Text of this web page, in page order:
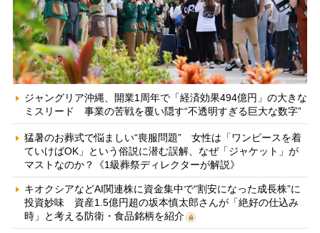
ジャングリア沖縄、開業1周年で「経済効果494億円」の大きな
ミスリード 事業の苦戦を覆い隠す“不透明すぎる巨大な数字”
猛暑のお葬式で悩ましい“喪服問題” 女性は「ワンピースを着
ていけばOK」という俗説に潜む誤解、なぜ「ジャケット」が
マストなのか？《1級葬祭ディレクターが解説》
キオクシアなどAI関連株に資金集中で“割安になった成長株”に
投資妙味 資産1.5億円超の坂本慎太郎さんが「絶好の仕込み
時」と考える防衛・食品銘柄を紹介